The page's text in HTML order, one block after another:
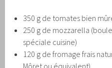
350 g de tomates bien
250 g de mozzarella
spéciale cuisine)
120 g de fromage frais